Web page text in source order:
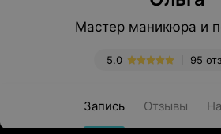
Мастер маникюра и
95
5.0
Запись Отзывы